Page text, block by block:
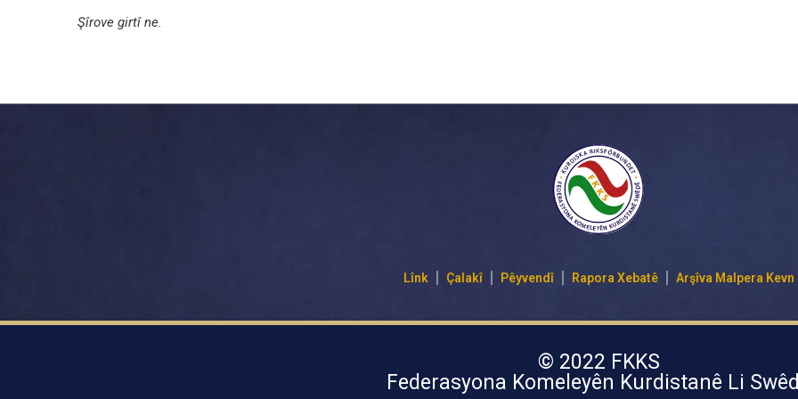
Şîrove girtî ne.
Lînk Çalakî Pêyvendî Rapora Xebatê Arşîva Malpera Kevn
© 2022 FKKS
Federasyona Komeleyên Kurdistanê Li